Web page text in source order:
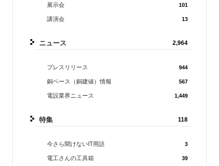
展示会 101
講演会 13
ニュース 2,964
プレスリリース 944
銅ベース（銅建値）情報 567
電設業界ニュース 1,449
特集 118
今さら聞けないIT用語 3
電工さんの工具箱 39